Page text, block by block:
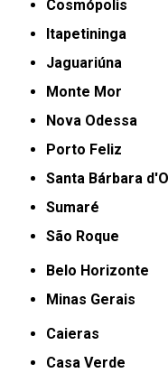
Cosmópolis
Itapetininga
Jaguariúna
Monte Mor
Nova Odessa
Porto Feliz
Santa Bárbara
Sumaré
São Roque
Belo Horizonte
Minas Gerais
Caieras
Casa Verde